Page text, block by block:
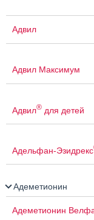
Адвил
Адвил Максимум
Адвил® для детей
Адельфан-Эзидрекс
Адеметионин
Адеметионин